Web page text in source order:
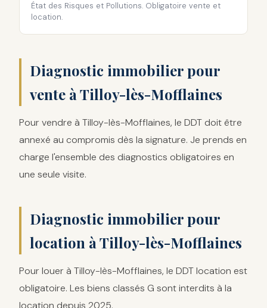
État des Risques et Pollutions. Obligatoire vente et
location.
Diagnostic immobilier pour
vente à Tilloy-lès-Mofflaines
Pour vendre à Tilloy-lès-Mofflaines, le DDT doit être
annexé au compromis dès la signature. Je prends en
charge l'ensemble des diagnostics obligatoires en
une seule visite.
Diagnostic immobilier pour
location à Tilloy-lès-Mofflaines
Pour louer à Tilloy-lès-Mofflaines, le DDT location est
obligatoire. Les biens classés G sont interdits à la
location depuis 2025.